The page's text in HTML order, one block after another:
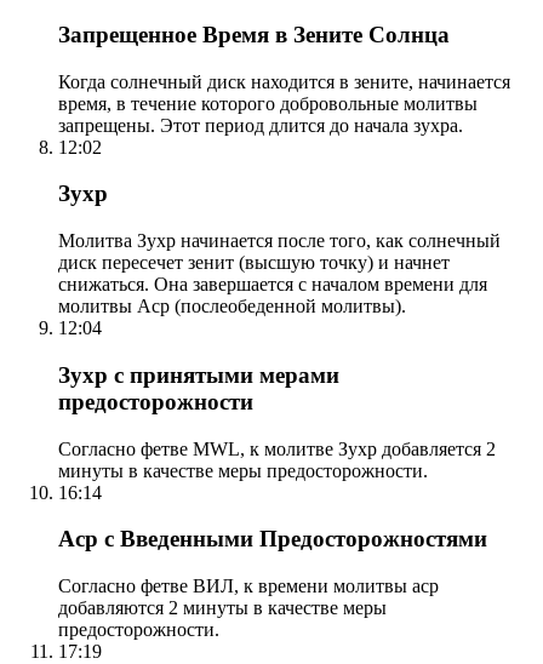
Запрещенное Время в Зените Солнца
Когда солнечный диск находится в зените, начинается
время, в течение которого добровольные молитвы
запрещены. Этот период длится до начала зухра.
12:02
Зухр
Молитва Зухр начинается после того, как солнечный
диск пересечет зенит (высшую точку) и начнет
снижаться. Она завершается с началом времени для
молитвы Аср (послеобеденной молитвы).
12:04
Зухр с принятыми мерами
предосторожности
Согласно фетве MWL, к молитве Зухр добавляется 2
минуты в качестве меры предосторожности.
16:14
Аср с Введенными Предосторожностями
Согласно фетве ВИЛ, к времени молитвы аср
добавляются 2 минуты в качестве меры
предосторожности.
17:19